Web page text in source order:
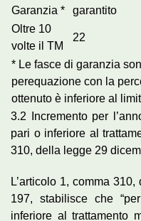
Garanzia *
garantito
Oltre 10
volte il TM
22
* Le fasce di garanzia
perequazione con la
ottenuto è inferiore al
3.2 Incremento per
pari o inferiore al
310, della legge 29
L’articolo 1, comma
197, stabilisce che
inferiore al trattamento